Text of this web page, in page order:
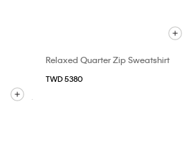
Relaxed Quarter Zip Sweatshirt
TWD 5380